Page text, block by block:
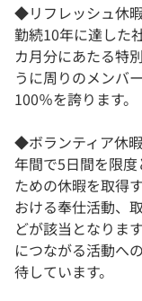
◆リフレッシュ休暇
勤続10年に達した
カ月分にあたる特
うに周りのメンバ
100％を誇ります。
◆ボランティア休暇
年間で5日間を限
ための休暇を取得
おける奉仕活動、
どが該当となりま
につながる活動へ
待しています。